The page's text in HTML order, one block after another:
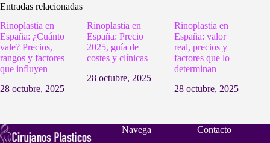
Entradas relacionadas
Rinoplastia en
España: ¿Cuánto
vale? Precios,
rangos y factores
que influyen
28 octubre, 2025
Rinoplastia en
España: Precio
2025, guía de
costes y clínicas
28 octubre, 2025
Rinoplastia en
España: valor
real, precios y
factores que lo
determinan
28 octubre, 2025
Navega
Contacto